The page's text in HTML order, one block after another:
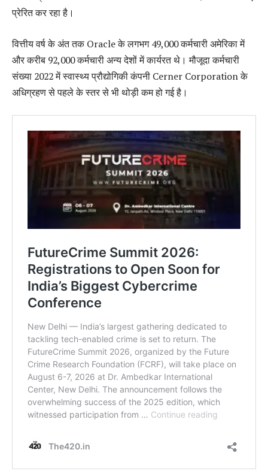
प्रेरित कर रहा है।
वित्तीय वर्ष के अंत तक Oracle के लगभग 49,000 कर्मचारी अमेरिका में
और करीब 92,000 कर्मचारी अन्य देशों में कार्यरत थे। मौजूदा कर्मचारी
संख्या 2022 में स्वास्थ्य प्रौद्योगिकी कंपनी Cerner Corporation के
अधिग्रहण से पहले के स्तर से भी थोड़ी कम हो गई है।